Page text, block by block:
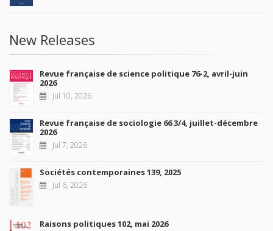
New Releases
Revue française de science politique 76-2, avril-juin
2026
Jul 10, 2026
Revue française de sociologie 66 3/4, juillet-décembre
2026
Jul 7, 2026
Sociétés contemporaines 139, 2025
Jul 6, 2026
Raisons politiques 102, mai 2026